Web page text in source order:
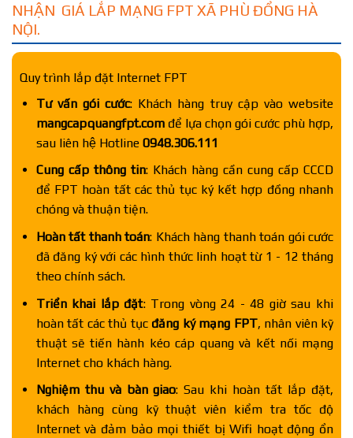
NHẬN GIÁ LẮP MẠNG FPT XÃ PHÙ ĐỔNG HÀ
NỘI.
Quy trình lắp đặt Internet FPT
Tư vấn gói cước: Khách hàng truy cập vào website
mangcapquangfpt.comđể lựa chọn gói cước phù hợp,
sau liên hệ Hotline 0948.306.111
Cung cấp thông tin: Khách hàng cần cung cấp CCCD
để FPT hoàn tất các thủ tục ký kết hợp đồng nhanh
chóng và thuận tiện.
Hoàn tất thanh toán: Khách hàng thanh toán gói cước
đã đăng ký với các hình thức linh hoạt từ 1 - 12 tháng
theo chính sách.
Triển khai lắp đặt: Trong vòng 24 - 48 giờ sau khi
hoàn tất các thủ tục đăng ký mạng FPT, nhân viên kỹ
thuật sẽ tiến hành kéo cáp quang và kết nối mạng
Internet cho khách hàng.
Nghiệm thu và bàn giao: Sau khi hoàn tất lắp đặt,
khách hàng cùng kỹ thuật viên kiểm tra tốc độ
Internet và đảm bảo mọi thiết bị Wifi hoạt động ổn